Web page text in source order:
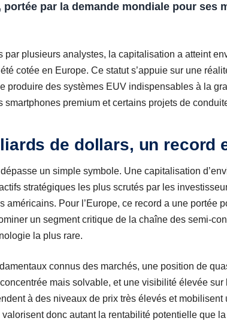
portée par la demande mondiale pour ses
plusieurs analystes, la capitalisation a atteint
cotée en Europe. Ce statut s’appuie sur une
produire des systèmes EUV indispensables à la
smartphones premium et certains projets de
de dollars, un record
dépasse un simple symbole. Une capitalisation
stratégiques les plus scrutés par les
Pour l’Europe, ce record a une portée
un segment critique de la chaîne des semi-
la plus rare.
connus des marchés, une position de
mais solvable, et une visibilité élevée sur
à des niveaux de prix très élevés et mobilisent
donc autant la rentabilité potentielle que